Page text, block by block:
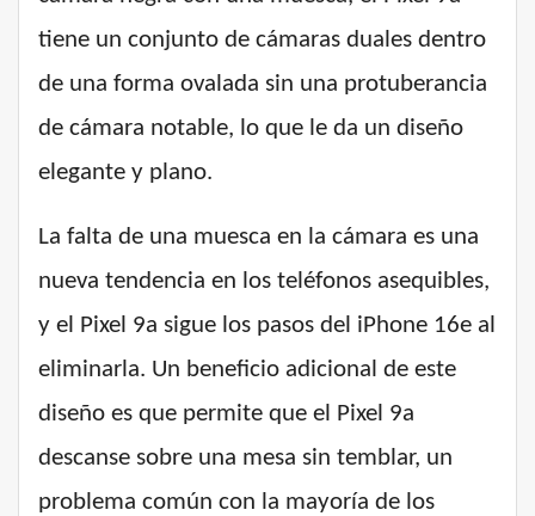
tiene un conjunto de cámaras duales dentro
de una forma ovalada sin una protuberancia
de cámara notable, lo que le da un diseño
elegante y plano.
La falta de una muesca en la cámara es una
nueva tendencia en los teléfonos asequibles,
y el Pixel 9a sigue los pasos del iPhone 16e al
eliminarla. Un beneficio adicional de este
diseño es que permite que el Pixel 9a
descanse sobre una mesa sin temblar, un
problema común con la mayoría de los